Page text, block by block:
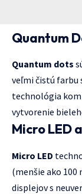
Quantum
Quantum dots
veľmi čistú farbu
technológia
vytvorenie
Micro LED
Micro LED
(menšie ako
displejov s